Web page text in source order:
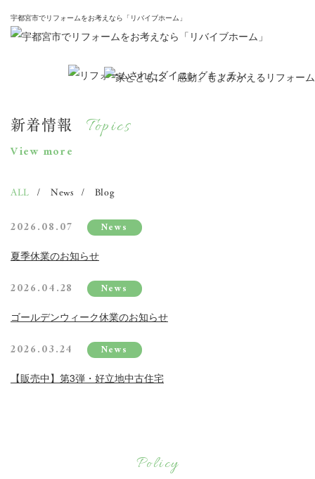
宇都宮市でリフォームをお考えなら「リバイブホーム」
新着情報 Topics
View more
ALL News Blog
2026.08.07 News
夏季休業のお知らせ
2026.04.28 News
ゴールデンウィーク休業のお知らせ
2026.03.24 News
【販売中】第3弾・好立地中古住宅
Policy